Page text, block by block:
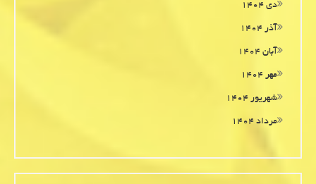
دی ۱۴۰۴
آذر ۱۴۰۴
آبان ۱۴۰۴
مهر ۱۴۰۴
شهریور ۱۴۰۴
مرداد ۱۴۰۴